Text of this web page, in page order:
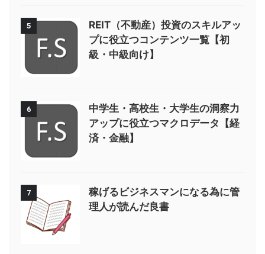
5
REIT（不動産）投資のスキルアッ
プに役立つコンテンツ一覧【初
級・中級向け】
6
中学生・高校生・大学生の洞察力
アップに役立つマクロデータ【経
済・金融】
7
稼げるビジネスマンになる為に管
理人が読んだ良書